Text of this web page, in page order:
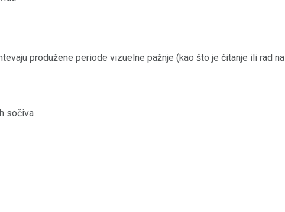
produžene periode vizuelne pažnje (kao što je čitanje ili rad na
sočiva